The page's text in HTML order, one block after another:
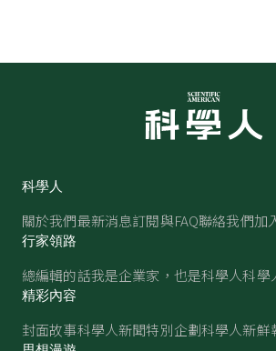
科學人
關於我們最新消息訂閱與FAQ聯絡我們加
行家領路
總編輯的話我是企業家，也是科學人科學
精彩內容
封面故事科學人新聞特別企劃科學人新鮮